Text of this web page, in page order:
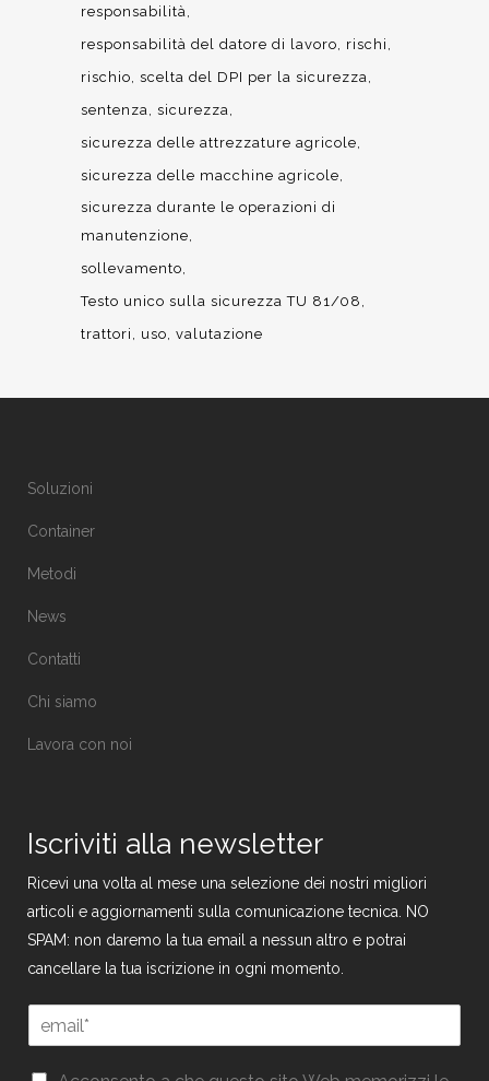
responsabilità
responsabilità del datore di lavoro
rischi
rischio scelta del DPI per la sicurezza
sentenza sicurezza
sicurezza delle attrezzature agricole
sicurezza delle macchine agricole
sicurezza durante le operazioni di
manutenzione
sollevamento
Testo unico sulla sicurezza TU 81/08
trattori
uso valutazione
Soluzioni
Container
Metodi
News
Contatti
Chi siamo
Lavora con noi
Iscriviti alla newsletter
Ricevi una volta al mese una selezione dei nostri migliori
articoli e aggiornamenti sulla comunicazione tecnica. NO
SPAM: non daremo la tua email a nessun altro e potrai
cancellare la tua iscrizione in ogni momento.
m
E